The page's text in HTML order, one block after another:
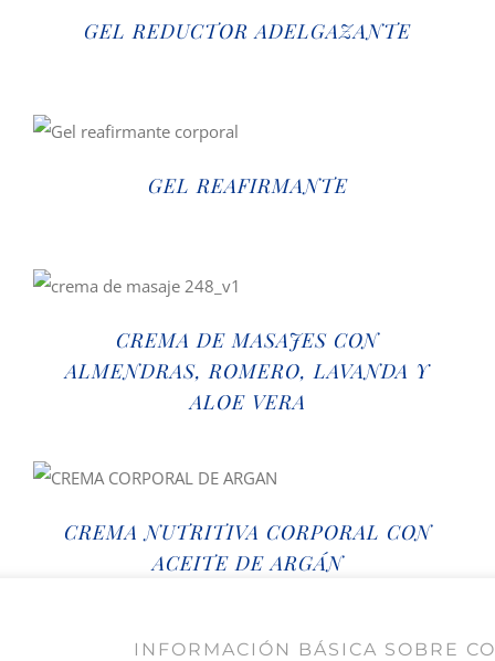
GEL REDUCTOR ADELGAZANTE
GEL REAFIRMANTE
CREMA DE MASAJES CON
ALMENDRAS, ROMERO, LAVANDA Y
ALOE VERA
CREMA NUTRITIVA CORPORAL CON
ACEITE DE ARGÁN
INFORMACIÓN BÁSICA SOBRE